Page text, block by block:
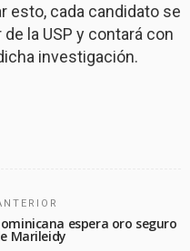
esto, cada candidato se
la USP y contará con
investigación.
espera oro seguro
Marileidy